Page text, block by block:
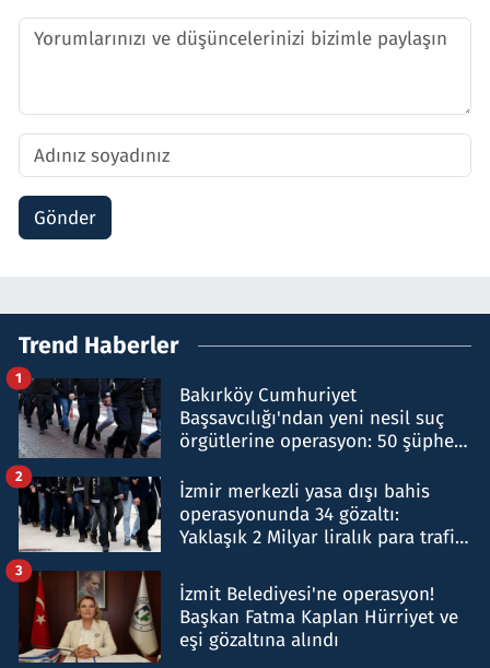
Gönder
Trend Haberler
Bakırköy Cumhuriyet
Başsavcılığı'ndan yeni nesil suç
örgütlerine operasyon: 50 şüpheli
1
İzmir merkezli yasa dışı bahis
operasyonunda 34 gözaltı:
Yaklaşık 2 Milyar liralık para trafiği
2
İzmit Belediyesi'ne operasyon!
Başkan Fatma Kaplan Hürriyet ve
eşi gözaltına alındı
3